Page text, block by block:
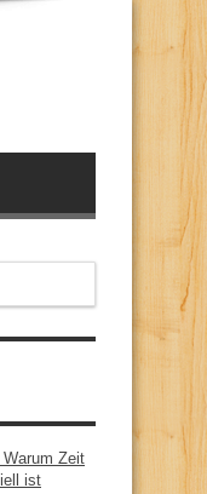
Warum Zeit
ist